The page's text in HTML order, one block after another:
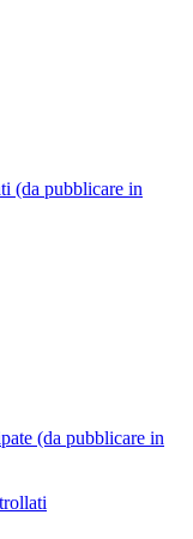
(da pubblicare in
(da pubblicare in